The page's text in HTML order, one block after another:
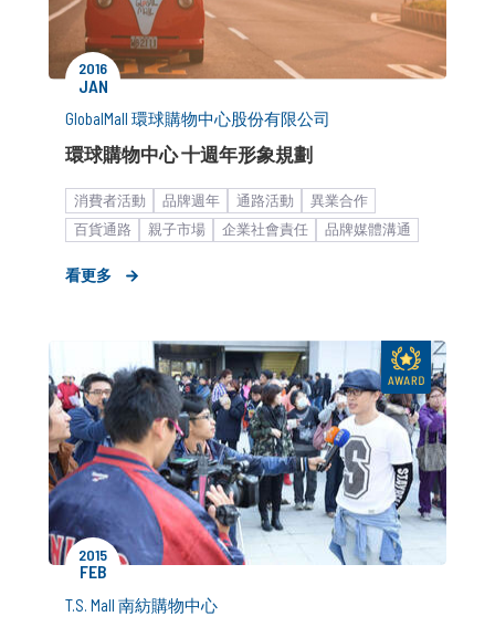
2016
JAN
GlobalMall 環球購物中心股份有限公司
環球購物中心 十週年形象規劃
消費者活動 品牌週年 通路活動
異業合作
百貨通路
親子市場 企業社會責任
品牌媒體溝通
平台加值服務
看更多
2015
FEB
T.S. Mall 南紡購物中心